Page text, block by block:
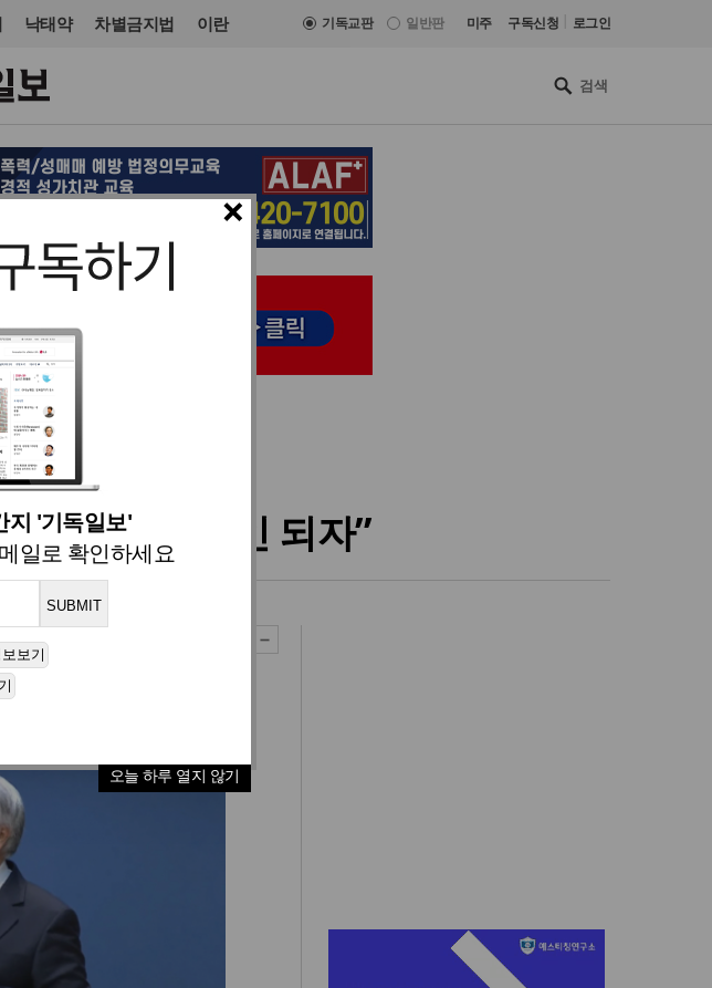
낙태약 차별금지법 이란 기독교판 일반판 미주 구독신청 로그인
×
지 '기독일보'
일로 확인하세요
오늘 하루 열지 않기
04. 13 09:25
“부활의 증인 되자”